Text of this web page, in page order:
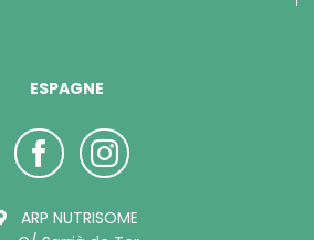
ESPAGNE
ARP NUTRISOME